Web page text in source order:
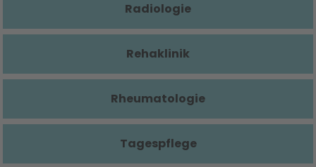
Radiologie
Rehaklinik
Rheumatologie
Tagespflege